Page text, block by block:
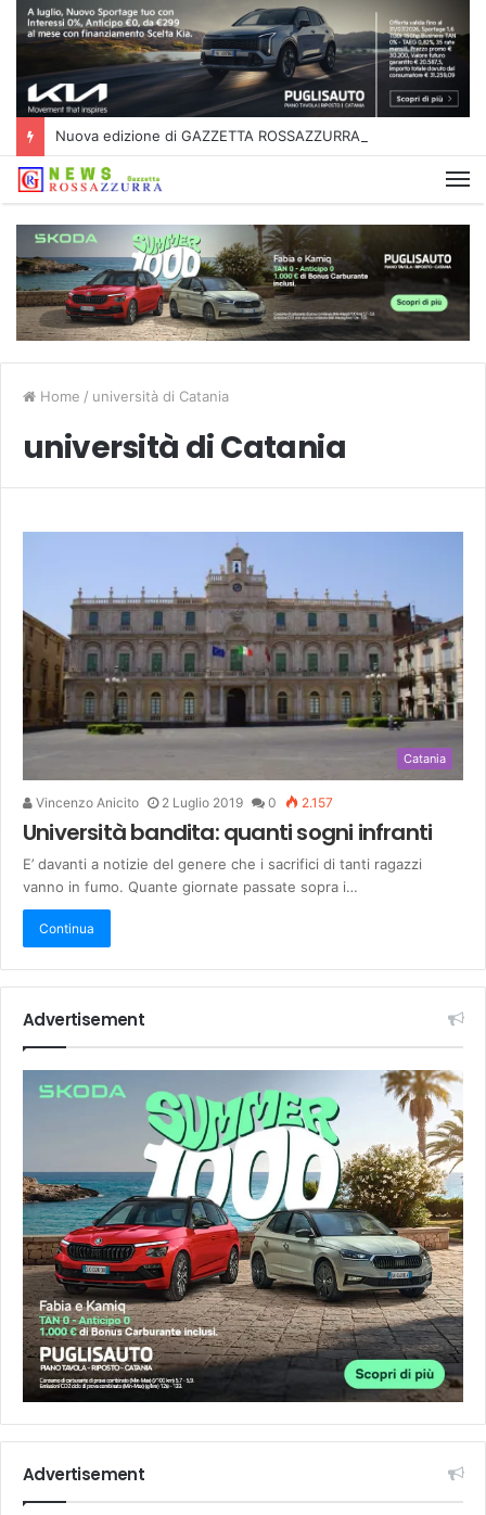
Nuova edizione di GAZZETTA ROSSAZZURRA
Home / università di Catania
università di Catania
Catania
Vincenzo Anicito 2 Luglio 2019 0 2.157
Università bandita: quanti sogni infranti
E’ davanti a notizie del genere che i sacrifici di tanti ragazzi
vanno in fumo. Quante giornate passate sopra i…
Continua
Advertisement
Advertisement